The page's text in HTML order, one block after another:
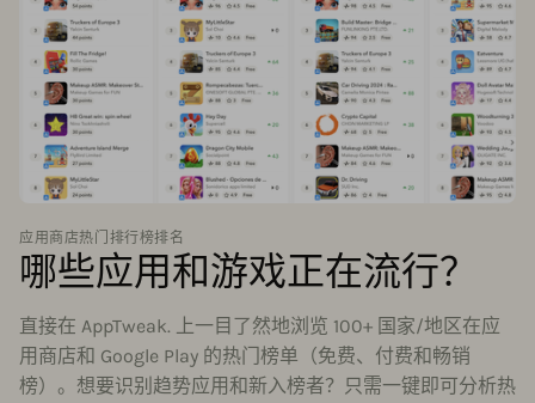
应用商店热门排行榜排名
哪些应用和游戏正在流行？
直接在 AppTweak. 上一目了然地浏览 100+ 国家/地区在应
用商店和 Google Play 的热门榜单（免费、付费和畅销
榜）。想要识别趋势应用和新入榜者？只需一键即可分析热